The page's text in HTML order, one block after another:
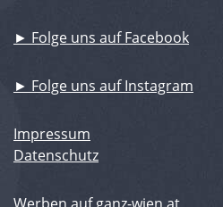
► Folge uns auf Facebook
► Folge uns auf Instagram
Impressum
Datenschutz